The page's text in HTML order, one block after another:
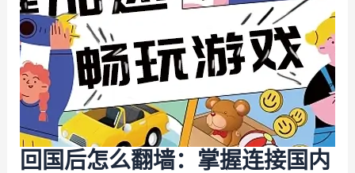
回国后怎么翻墙：掌握连接国内